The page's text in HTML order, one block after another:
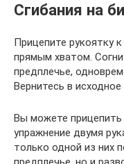
Сгибания на
Прицепите рукоятку
прямым хватом.
предплечье,
Вернитесь в
Вы можете прицепить
упражнение двумя
только одной из них